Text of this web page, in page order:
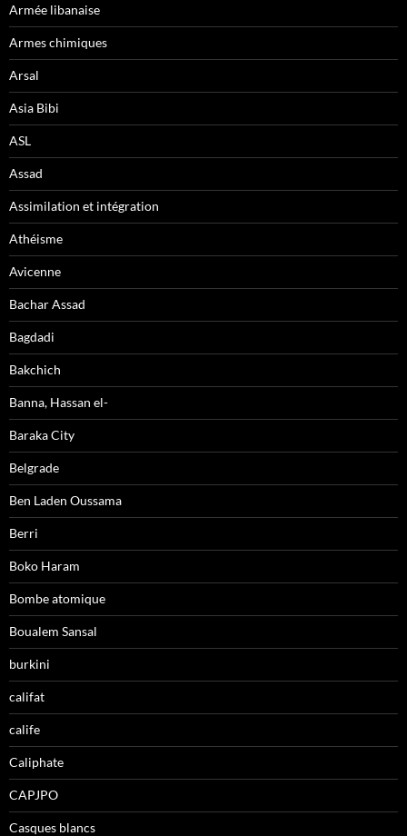
Armée libanaise
Armes chimiques
Arsal
Asia Bibi
ASL
Assad
Assimilation et intégration
Athéisme
Avicenne
Bachar Assad
Bagdadi
Bakchich
Banna, Hassan el-
Baraka City
Belgrade
Ben Laden Oussama
Berri
Boko Haram
Bombe atomique
Boualem Sansal
burkini
califat
calife
Caliphate
CAPJPO
Casques blancs